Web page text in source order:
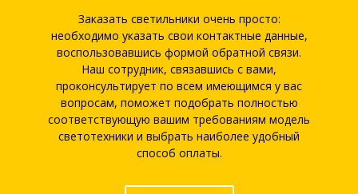
Заказать светильники очень просто:
необходимо указать свои контактные данные,
воспользовавшись формой обратной связи.
Наш сотрудник, связавшись с вами,
проконсультирует по всем имеющимся у вас
вопросам, поможет подобрать полностью
соответствующую вашим требованиям модель
светотехники и выбрать наиболее удобный
способ оплаты.